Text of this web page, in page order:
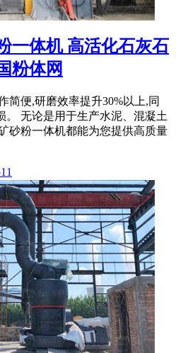
一体机 高活化石灰石
粉体网
简便,研磨效率提升30%以上,同
。 无论是用于生产水泥、混凝土
砂粉一体机都能为您提供高质量